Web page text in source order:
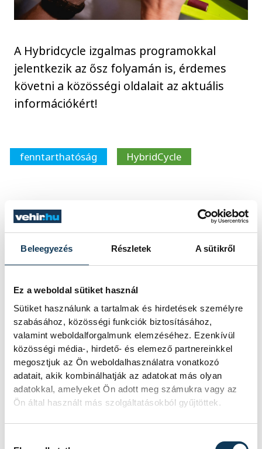
Beleegyezés Részletek A sütikről
Ez a weboldal sütiket használ
Sütiket használunk a tartalmak és hirdetések személyre
szabásához, közösségi funkciók biztosításához,
valamint weboldalforgalmunk elemzéséhez. Ezenkívül
közösségi média-, hirdető- és elemező partnereinkkel
megosztjuk az Ön weboldalhasználatra vonatkozó
adatait, akik kombinálhatják az adatokat más olyan
adatokkal, amelyeket Ön adott meg számukra vagy az
Ön által használt más szolgáltatásokból gyűjtöttek.
A Hybridcycle izgalmas programokkal
jelentkezik az ősz folyamán is, érdemes
követni a közösségi oldalait az aktuális
információkért!
fenntarthatóság HybridCycle
SZERZŐ
vehir.hu